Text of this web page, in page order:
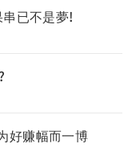
已不是夢!
好赚幅而一博